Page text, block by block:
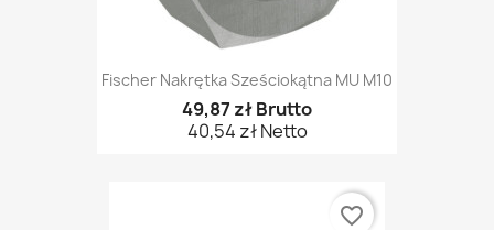
Fischer Nakrętka Sześciokątna MU M10
49,87 zł Brutto
40,54 zł Netto
favorite_border